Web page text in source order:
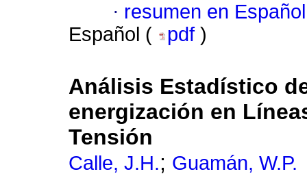
· resumen en Español
Español (
pdf )
Análisis Estadístico
energización en
Tensión
Calle, J.H.; Guamán, W.P.